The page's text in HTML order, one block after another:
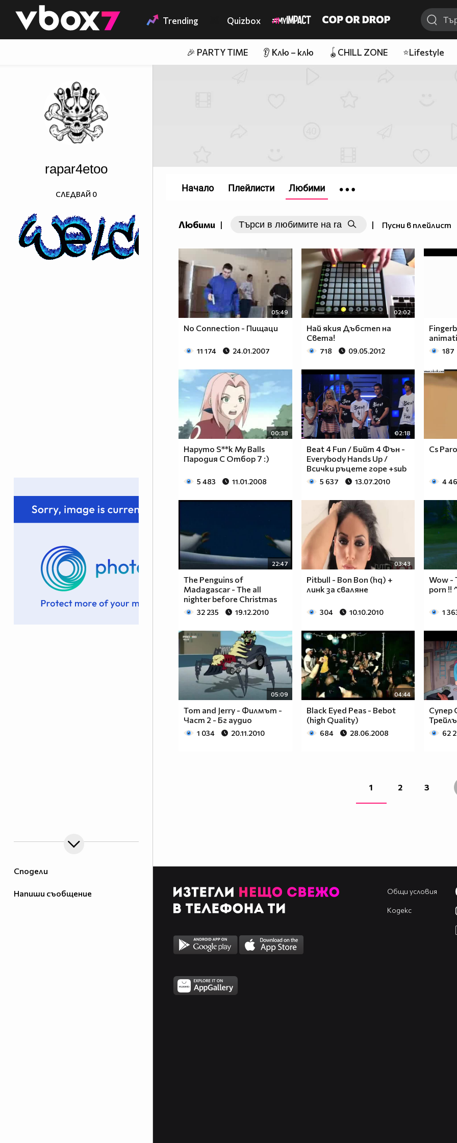
👾 Trending Quizbox
🎉 PARTY TIME 👂 Клю – клю 🪀CHILL ZONE ⭐Lifestyle
Сподели
Напиши съобщение
rapar4etoo
СЛЕДВАЙ 0
Любими | | Пусни в плейлист
05:49
No Connection - Пищаци
11 174 24.01.2007
02:02
Най якия Дъбстеп на
Света!
718 09.05.2012 187
00:38
Наруто S**k My Balls
Пародия С Отбор 7 :)
5 483 11.01.2008
02:18
Beat 4 Fun / Бийт 4 Фън -
Everybody Hands Up /
Всички ръцете горе +sub
5 637 13.07.2010
Cs
4
22:47
The Penguins of
Madagascar - The all
nighter before Christmas
32 235 19.12.2010
03:43
Pitbull - Bon Bon (hq) +
линк за сваляне
304 10.10.2010
Wow -
porn !!
1
05:09
Tom and Jerry - Филмът -
Част 2 - Бг аудио
1 034 20.11.2010
04:44
Black Eyed Peas - Bebot
(high Quality)
684 28.06.2008
Супер
62
1 2 3
Начало Плейлисти Любими
Общи условия
Кодекс